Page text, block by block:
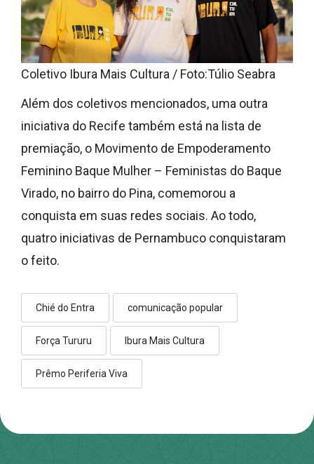
Coletivo Ibura Mais Cultura / Foto:Túlio Seabra
Além dos coletivos mencionados, uma outra
iniciativa do Recife também está na lista de
premiação, o Movimento de Empoderamento
Feminino Baque Mulher – Feministas do Baque
Virado, no bairro do Pina, comemorou a
conquista em suas redes sociais. Ao todo,
quatro iniciativas de Pernambuco conquistaram
o feito.
Chié do Entra comunicação popular
Força Tururu Ibura Mais Cultura
Prêmo Periferia Viva